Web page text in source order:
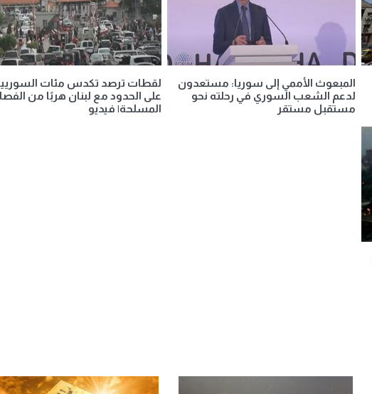
المبعوث الأممي إلى سوريا: مستعدون
لدعم الشعب السوري في رحلته نحو
مستقبل مستقر
لقطات ترصد تكدس مئات
على الحدود مع لبنان هربًا من
المسلحة| فيديو